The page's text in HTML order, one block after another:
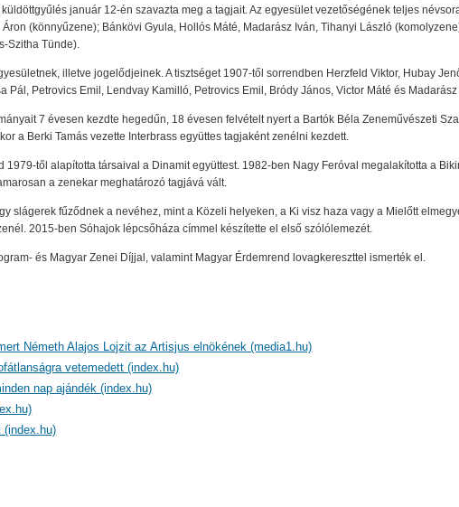
január 12-én szavazta meg a tagjait. Az egyesület vezetőségének teljes
(könnyűzene); Bánkövi Gyula, Hollós Máté, Madarász Iván, Tihanyi László
Szitha Tünde).
illetve jogelődjeinek. A tisztséget 1907-től sorrendben Herzfeld Viktor, Hubay
Pál, Petrovics Emil, Lendvay Kamilló, Petrovics Emil, Bródy János, Victor Máté és
7 évesen kezdte hegedűn, 18 évesen felvételt nyert a Bartók Béla Zeneművészeti
a Berki Tamás vezette Interbrass együttes tagjaként zenélni kezdett.
1979-től alapította társaival a Dinamit együttest. 1982-ben Nagy Feróval megalakította a
a zenekar meghatározó tagjává vált.
slágerek fűződnek a nevéhez, mint a Közeli helyeken, a Ki visz haza vagy a Mielőtt
2015-ben Sóhajok lépcsőháza címmel készítette el első szólólemezét.
és Magyar Zenei Díjjal, valamint Magyar Érdemrend lovagkereszttel ismerték el.
Németh Alajos Lojzit az Artisjus elnökének (media1.hu)
vetemedett (index.hu)
nap ajándék (index.hu)
(index.hu)